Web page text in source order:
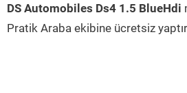
DS Automobiles Ds4 1.5 BlueHdi
Pratik Araba ekibine ücretsiz